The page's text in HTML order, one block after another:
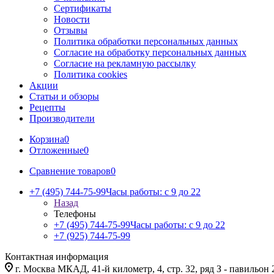
Сертификаты
Новости
Отзывы
Политика обработки персональных данных
Согласие на обработку персональных данных
Согласие на рекламную рассылку
Политика cookies
Акции
Статьи и обзоры
Рецепты
Производители
Корзина0
Отложенные0
Сравнение товаров0
+7 (495) 744-75-99Часы работы: c 9 до 22
Назад
Телефоны
+7 (495) 744-75-99Часы работы: c 9 до 22
+7 (925) 744-75-99
Контактная информация
г. Москва МКАД, 41-й километр, 4, стр. 32, ряд З - павильон